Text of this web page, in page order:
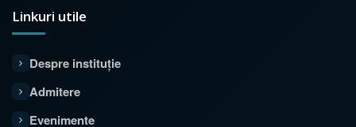
Linkuri utile
Despre instituție
Admitere
Evenimente